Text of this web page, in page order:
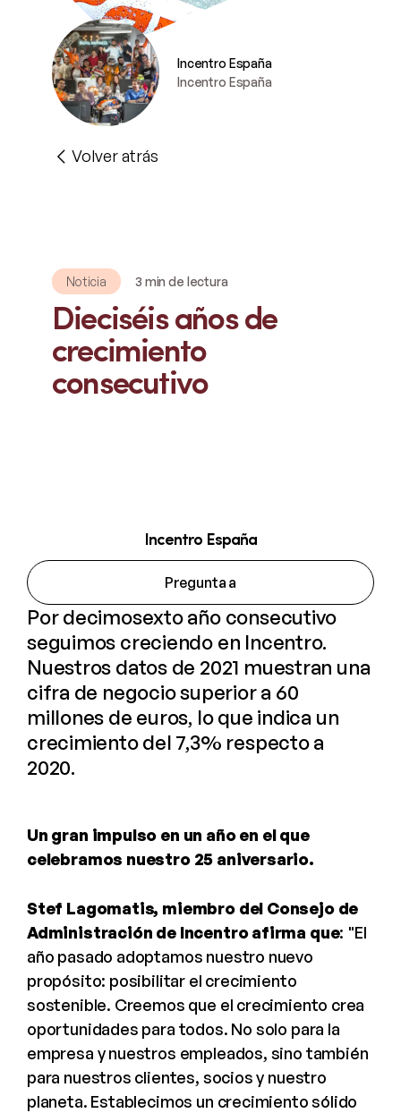
Incentro España
Incentro España
Volver atrás
Noticia 3 min de lectura
Dieciséis años de
crecimiento
consecutivo
Incentro España
Pregunta a
Por decimosexto año consecutivo
seguimos creciendo en Incentro.
Nuestros datos de 2021 muestran una
cifra de negocio superior a 60
millones de euros, lo que indica un
crecimiento del 7,3% respecto a
2020.
Un gran impulso en un año en el que
celebramos nuestro 25 aniversario.
Stef Lagomatis, miembro del Consejo de
Administración de Incentro afirma que: "El
año pasado adoptamos nuestro nuevo
propósito: posibilitar el crecimiento
sostenible. Creemos que el crecimiento crea
oportunidades para todos. No solo para la
empresa y nuestros empleados, sino también
para nuestros clientes, socios y nuestro
planeta. Establecimos un crecimiento sólido